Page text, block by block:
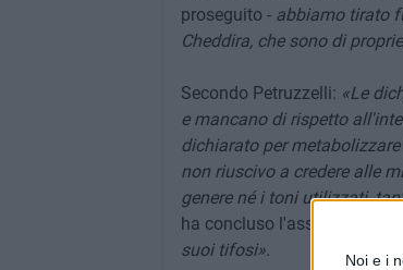
Noi e i
proseguito - abbiamo tirato
Cheddira, che sono di
Secondo Petruzzelli: «Le
e mancano di rispetto
dichiarato per
non riuscivo a credere alle
genere né i toni utilizzati,
ha concluso l'assessore -
è
suoi tifosi».